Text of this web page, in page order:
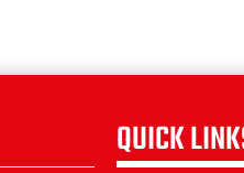
QUICK